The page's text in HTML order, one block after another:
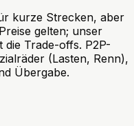
kurze Strecken, aber
gelten; unser
die Trade-offs. P2P-
(Lasten, Renn),
Übergabe.